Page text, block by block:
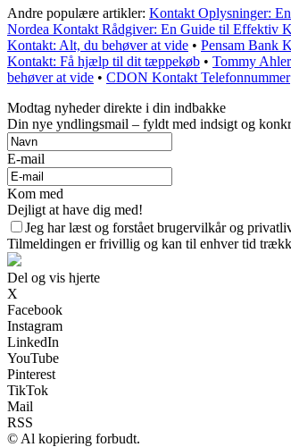
Andre populære artikler: Kontakt Oplysninger:
Nordea Kontakt Rådgiver: En Guide til Effektiv
Kontakt: Alt, du behøver at vide • Pensam Bank
Kontakt: Få hjælp til dit tæppekøb • Tommy
behøver at vide • CDON Kontakt Telefonnummer
Modtag nyheder direkte i din indbakke
Din nye yndlingsmail – fyldt med indsigt og
E-mail
Kom med
Dejligt at have dig med!
Jeg har læst og forstået brugervilkår og
Tilmeldingen er frivillig og kan til enhver tid
Del og vis hjerte
X
Facebook
Instagram
LinkedIn
YouTube
Pinterest
TikTok
Mail
RSS
© Al kopiering forbudt.